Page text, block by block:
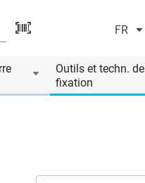
FR
Outils et techn. de
fixation